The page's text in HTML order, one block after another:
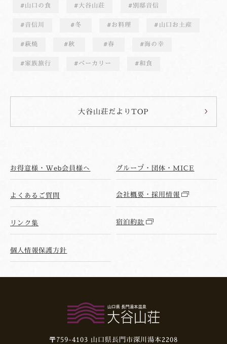
山口の食 大谷山荘 別邸音信
音信川 冬 お料理 山口お土産
萩焼 秋 春 海の幸
家族旅行 ベーカリー 和食
大谷山荘だよりTOP
お得意様・Web会員様へ グループ・団体・MICE
よくあるご質問 会社概要・採用情報
リンク集 宿泊約款
個人情報保護方針
〒759-4103 山口県長門市深川湯本2208